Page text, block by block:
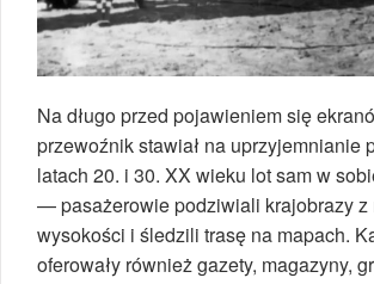
Na długo przed pojawieniem się
przewoźnik stawiał na uprzyjemnianie
latach 20. i 30. XX wieku lot sam w
— pasażerowie podziwiali krajobrazy z
wysokości i śledzili trasę na mapach.
oferowały również gazety, magazyny,